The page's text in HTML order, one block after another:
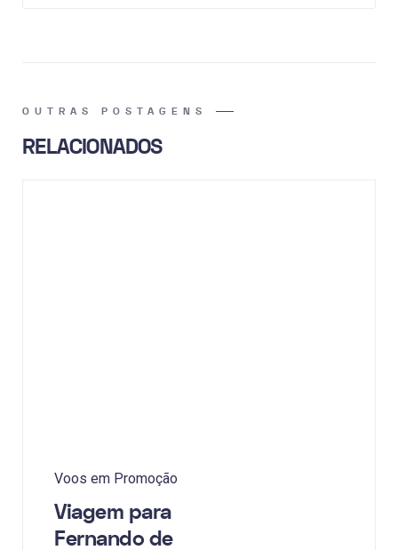
OUTRAS POSTAGENS
RELACIONADOS
Voos em Promoção
Viagem para
Fernando de